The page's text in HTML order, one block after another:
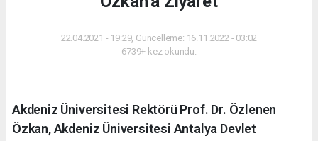
22.04.2021 - 19:29, Güncelleme: 16.11.2022 - 03:02
6739+ kez okundu.
Akdeniz Üniversitesi Rektörü Prof. Dr. Özlenen
Özkan, Akdeniz Üniversitesi Antalya Devlet